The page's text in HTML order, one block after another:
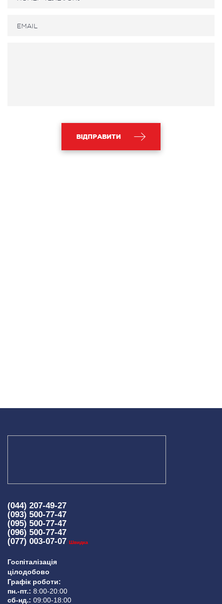
ВІДПРАВИТИ
(044) 207-49-27
(093) 500-77-47
(095) 500-77-47
(096) 500-77-47
(077) 003-07-07 Швидка
Госпіталізація
цілодобово
Графік роботи:
пн.-пт.: 8:00-20:00
сб-нд.: 09:00-18:00